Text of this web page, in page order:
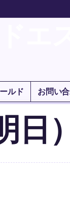
ルド お問い
）